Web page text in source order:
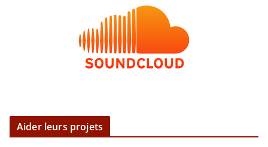
Aider leurs projets